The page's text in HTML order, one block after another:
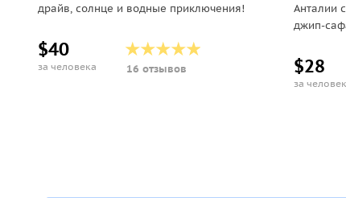
драйв, солнце и водные приключения!
$40
за человека 16 отзывов
Анталии
джип-
$28
за